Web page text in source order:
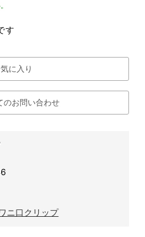
す
に入り
のお問い合わせ
ワニ口クリップ